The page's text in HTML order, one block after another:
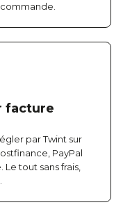
facture
par Twint sur
PayPal
tout sans frais,